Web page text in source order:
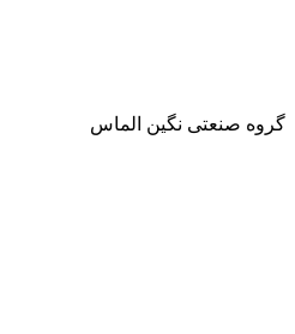
گروه صنعتی نگین الماس